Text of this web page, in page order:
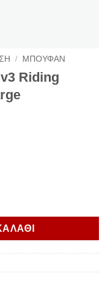
/ ΜΠΟΥΦΑΝ
Riding
Black/Black-3XLarge